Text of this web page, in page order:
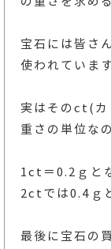
宝石には皆さ
使われています
実はそのct(カ
重さの単位な
1ct＝0.2ｇと
2ctでは0.4ｇ
最後に宝石の